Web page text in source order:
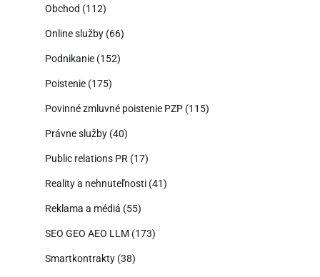
Obchod (112)
Online služby (66)
Podnikanie (152)
Poistenie (175)
Povinné zmluvné poistenie PZP (115)
Právne služby (40)
Public relations PR (17)
Reality a nehnuteľnosti (41)
Reklama a médiá (55)
SEO GEO AEO LLM (173)
Smartkontrakty (38)